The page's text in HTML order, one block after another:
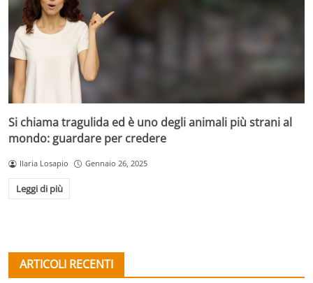
Si chiama tragulida ed è uno degli animali più strani al
mondo: guardare per credere
Ilaria Losapio Gennaio 26, 2025
Leggi di più
ARTICOLI RECENTI